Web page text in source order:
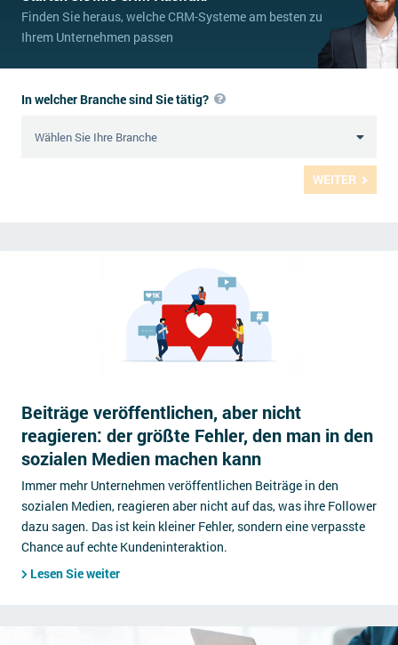
Finden Sie heraus, welche CRM-Systeme am besten zu
Ihrem Unternehmen passen
WEITER
In welcher Branche sind Sie tätig?
Beiträge veröffentlichen, aber nicht
reagieren: der größte Fehler, den man in den
sozialen Medien machen kann
Immer mehr Unternehmen veröffentlichen Beiträge in den
sozialen Medien, reagieren aber nicht auf das, was ihre Follower
dazu sagen. Das ist kein kleiner Fehler, sondern eine verpasste
Chance auf echte Kundeninteraktion.
Lesen Sie weiter